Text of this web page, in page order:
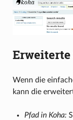
Erweiterte
Wenn die
kann die
Pfad in Koha: